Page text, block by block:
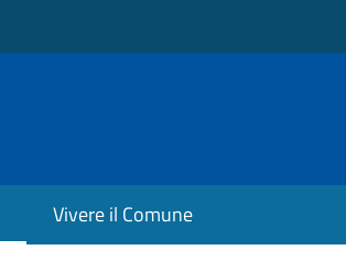
Vivere il Comune